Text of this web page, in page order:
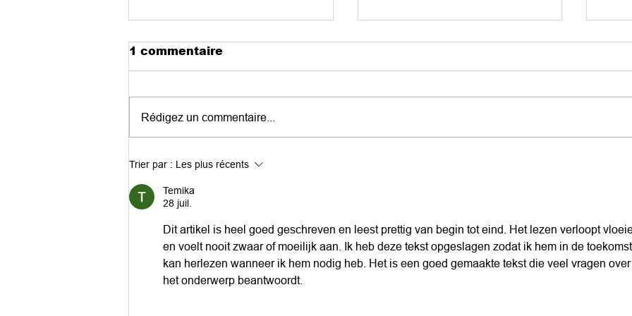
Pourquoi choisir la
1 commentaire
Rédigez un commentaire...
Trier par : Les plus récents
Temika
28 juil.
Dit artikel is heel goed geschreven en leest prettig van begin tot eind. Het lezen verloopt
en voelt nooit zwaar of moeilijk aan. Ik heb deze tekst opgeslagen zodat ik hem in de toekomst
kan herlezen wanneer ik hem nodig heb. Het is een goed gemaakte tekst die veel vragen over
het onderwerp beantwoordt.